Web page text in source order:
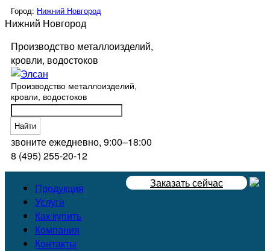
Город: Нижний Новгород
Нижний Новгород
Производство металлоизделий,
кровли, водостоков
Производство металлоизделий,
кровли, водостоков
Найти
звоните ежедневно, 9:00–18:00
8 (495) 255-20-12
Продукция
Услуги
Как купить
Компания
Контакты
Заказать сейчас